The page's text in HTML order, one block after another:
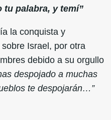
tu palabra, y temí”
la conquista y
Israel, por otra
debido a su orgullo
despojado a muchas
te despojarán…”